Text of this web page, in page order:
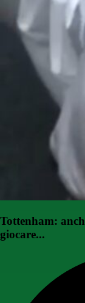
Tottenham:
giocare...